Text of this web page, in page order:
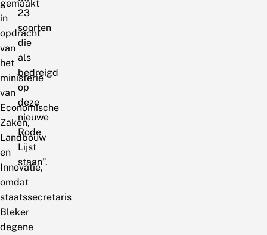
gemaakt
in
opdracht
van
het
ministerie
van
Economische
Zaken,
Landbouw
en
Innovatie,
omdat
staatssecretaris
Bleker
degene
23
soorten
die
als
bedreigd
op
deze
nieuwe
Rode
Lijst
staan”.